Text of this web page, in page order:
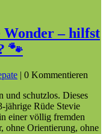
– hilfst
🐾
| 0 Kommentieren
und schutzlos. Dieses
jährige Rüde Stevie
einer völlig fremden
ohne Orientierung, ohne